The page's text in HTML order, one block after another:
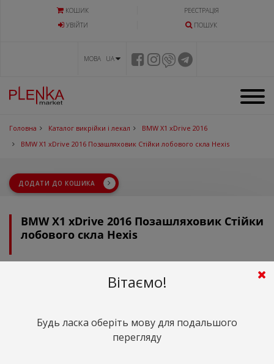
КОШИК
РЕЄСТРАЦІЯ
УВIЙТИ
ПОШУК
МОВА UA
Головна Каталог викрійки і лекал
BMW X1 xDrive 2016
BMW X1 xDrive 2016 Позашляховик Стійки лобового скла Hexis
ДОДАТИ ДО КОШИКА
BMW X1 xDrive 2016 Позашляховик Стійки
лобового скла Hexis
грн.
Вітаємо!
Будь ласка оберіть мову для подальшого
перегляду